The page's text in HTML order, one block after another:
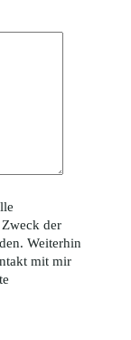
der
Weiterhin
mit mir